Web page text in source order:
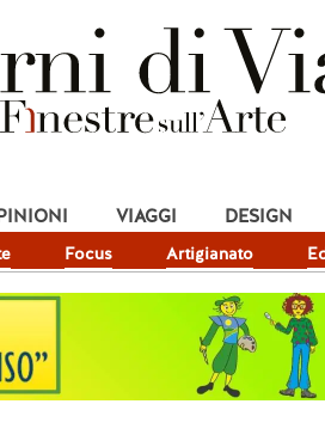
Focus Artigianato
VIAGGI DESIGN